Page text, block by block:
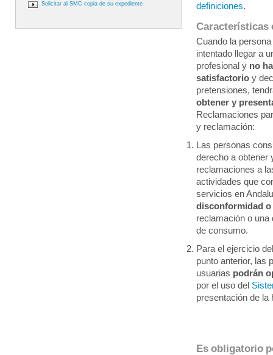
Solicitar al SMC copia de su expediente
definiciones.
Características
Cuando la
intentado llegar a
profesional y no
satisfactorio y
pretensiones,
obtener y
Reclamaciones
y reclamación:
Las personas
derecho a obtener
reclamaciones a
actividades que
servicios en
disconformidad o
reclamación o una
de consumo.
Para el ejercicio
punto anterior, las
usuarias podrán
por el uso del
presentación de
Es obligatorio